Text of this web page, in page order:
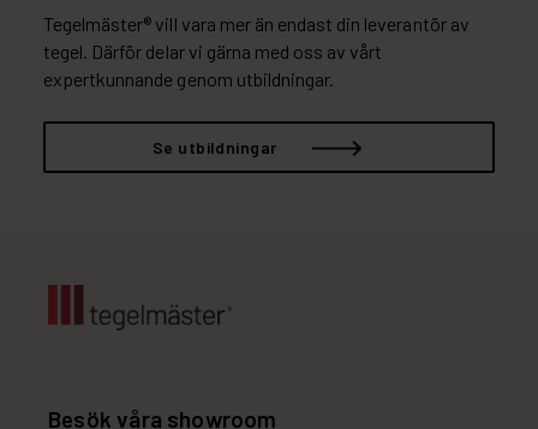
Tegelmäster® vill vara mer än endast din leverantör av
tegel. Därför delar vi gärna med oss av vårt
expertkunnande genom utbildningar.
Se utbildningar
Besök våra showroom